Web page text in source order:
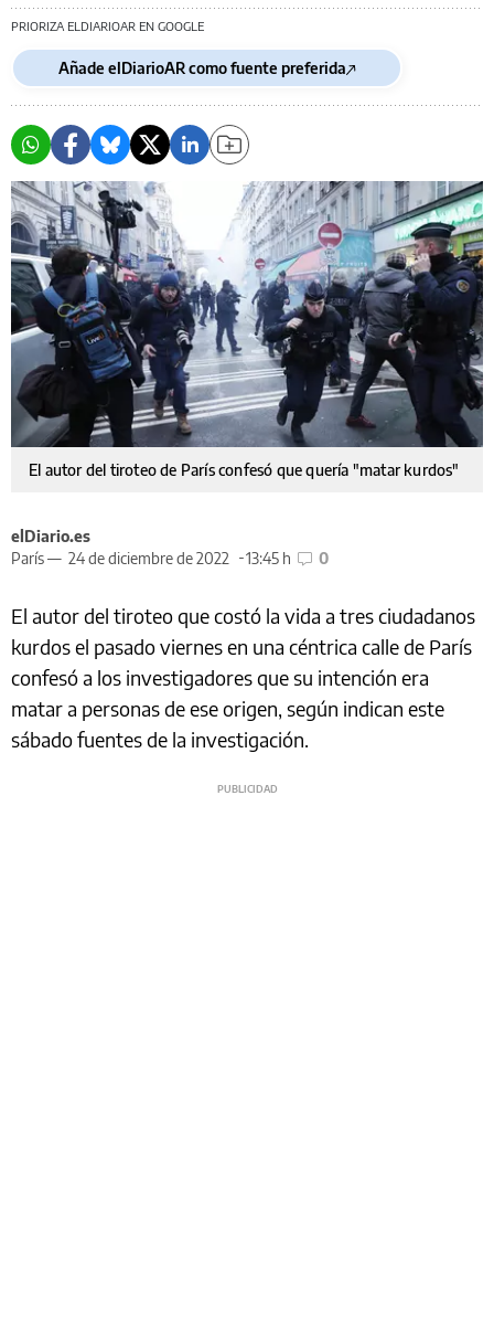
PRIORIZA ELDIARIOAR EN GOOGLE
Añade elDiarioAR como fuente preferida
El autor del tiroteo de París confesó que quería "matar kurdos"
elDiario.es
París — 24 de diciembre de 2022 13:45 h 0
El autor del tiroteo que costó la vida a tres ciudadanos
kurdos el pasado viernes en una céntrica calle de París
confesó a los investigadores que su intención era
matar a personas de ese origen, según indican este
sábado fuentes de la investigación.